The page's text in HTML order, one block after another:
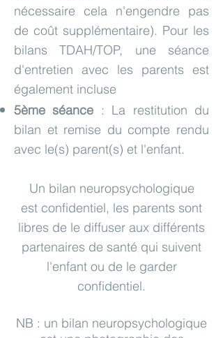
nécessaire cela n'engendre pas
de coût supplémentaire). Pour les
bilans TDAH/TOP, une séance
d'entretien avec les parents est
également incluse
5ème séance : La restitution du
bilan et remise du compte rendu
avec le(s) parent(s) et l'enfant.
Un bilan neuropsychologique
est confidentiel, les parents sont
libres de le diffuser aux différents
partenaires de santé qui suivent
l'enfant ou de le garder
confidentiel.
NB : un bilan neuropsychologique